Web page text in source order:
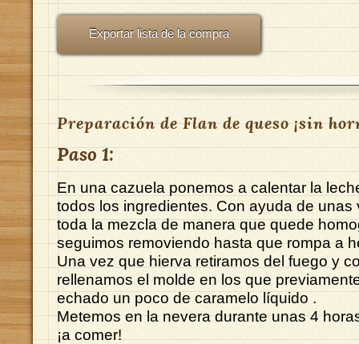
Exportar lista de la compra
Preparación de Flan de queso ¡sin
Paso 1:
En una cazuela ponemos a calentar la
todos los ingredientes. Con ayuda de unas
toda la mezcla de manera que quede
seguimos removiendo hasta que rompa a
Una vez que hierva retiramos del fuego y
rellenamos el molde en los que
echado un poco de caramelo líquido .
Metemos en la nevera durante unas 4
¡a comer!